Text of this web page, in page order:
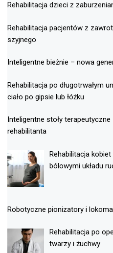
Rehabilitacja dzieci z
Rehabilitacja pacjentów z
szyjnego
Inteligentne bieżnie – nowa
Rehabilitacja po długotrwałym
ciało po gipsie lub łóżku
Inteligentne stoły
rehabilitanta
Rehabilitacja
bólowymi układu
Robotyczne pionizatory i
Rehabilitacja po
twarzy i żuchwy